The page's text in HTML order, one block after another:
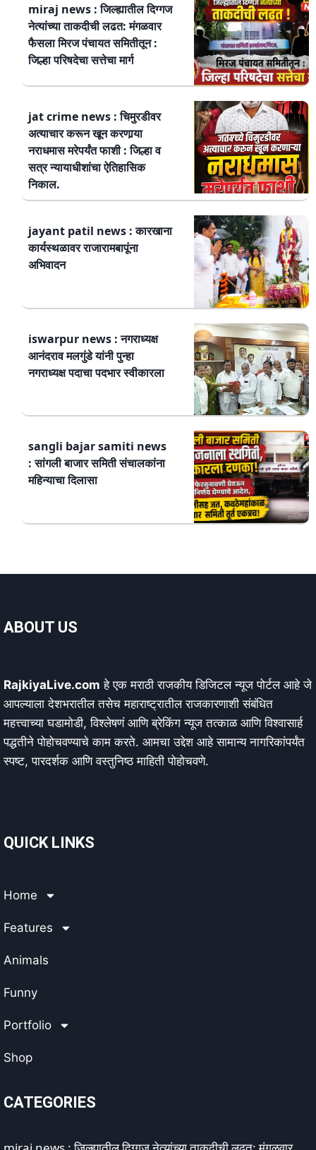
miraj news : जिल्ह्यातील दिग्गज
नेत्यांच्या ताकदीची लढत: मंगळवार
फैसला मिरज पंचायत समितीतून :
जिल्हा परिषदेचा सत्तेचा मार्ग
jat crime news : चिमुरडीवर
अत्याचार करून खून करणार्‍या
नराधमास मरेपर्यंत फाशी : जिल्हा व
सत्र न्यायाधीशांचा ऐतिहासिक
निकाल.
jayant patil news : कारखाना
कार्यस्थळावर राजारामबापूंना
अभिवादन
iswarpur news : नगराध्यक्ष
आनंदराव मलगुंडे यांनी पुन्हा
नगराध्यक्ष पदाचा पदभार स्वीकारला
sangli bajar samiti news
: सांगली बाजार समिती संचालकांना
महिन्याचा दिलासा
ABOUT US
RajkiyaLive.com हे एक मराठी राजकीय डिजिटल न्यूज पोर्टल आहे जे
आपल्याला देशभरातील तसेच महाराष्ट्रातील राजकारणाशी संबंधित
महत्त्वाच्या घडामोडी, विश्लेषणं आणि ब्रेकिंग न्यूज तत्काळ आणि विश्वासार्ह
पद्धतीने पोहोचवण्याचे काम करते. आमचा उद्देश आहे सामान्य नागरिकांपर्यंत
स्पष्ट, पारदर्शक आणि वस्तुनिष्ठ माहिती पोहोचवणे.
QUICK LINKS
Home
Features
Animals
Funny
Portfolio
Shop
CATEGORIES